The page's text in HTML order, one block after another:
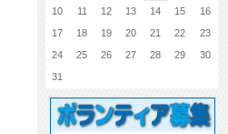
10
11 12 13 14 15
16
17
18 19 20 21 22
23
24
25 26 27 28 29
30
31